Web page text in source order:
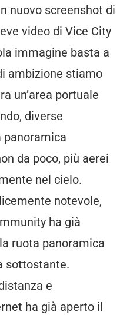
nuovo screenshot di
video di Vice City
immagine basta a
ambizione stiamo
un’area portuale
diverse
panoramica
da poco, più aerei
nel cielo.
notevole,
ha già
ruota panoramica
sottostante.
e
ha già aperto il